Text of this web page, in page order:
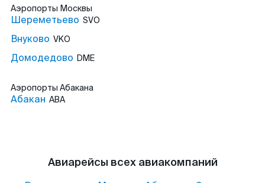
Аэропорты Москвы
Шереметьево SVO
Внуково VKO
Домодедово DME
Аэропорты Абакана
Абакан ABA
Авиарейсы всех авиакомпаний